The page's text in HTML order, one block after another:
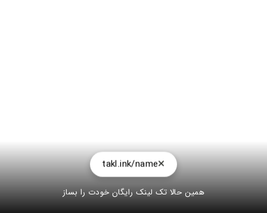
takl.ink/name
همین حالا تک لینک رایگان خودت را بساز